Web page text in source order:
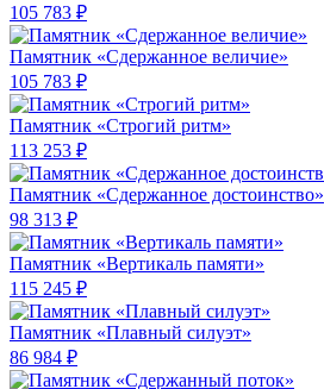
105 783 ₽
Памятник «Сдержанное величие»
105 783 ₽
Памятник «Строгий ритм»
113 253 ₽
Памятник «Сдержанное достоинство»
98 313 ₽
Памятник «Вертикаль памяти»
115 245 ₽
Памятник «Плавный силуэт»
86 984 ₽